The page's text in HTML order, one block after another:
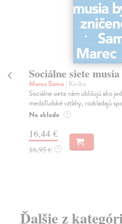
Sociálne siete
Marec Samo| Kniha
Sociálne siete nám ubližujú ako
medziľudské vzťahy, rozkladajú
Na sklade ?
16,44 €
16,95 € ?
Ďalšie z